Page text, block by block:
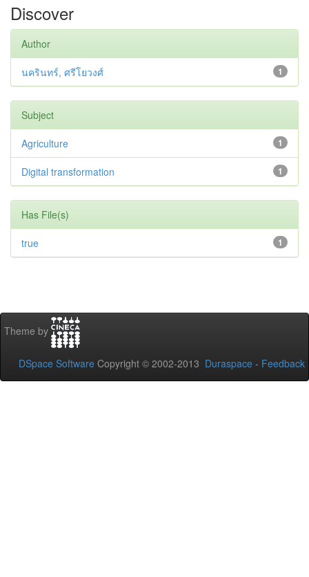
Discover
Author
1
นครินทร์, ศรีโยวงศ์
Subject
1
Agriculture
1
Digital transformation
Has File(s)
1
true
Theme by
DSpace Software Copyright © 2002-2013 Duraspace - Feedback